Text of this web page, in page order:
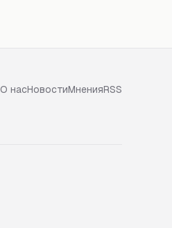
О насНовостиМненияRSS